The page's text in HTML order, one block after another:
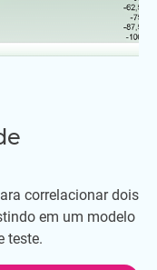
correlacionar dois
em um modelo
teste.